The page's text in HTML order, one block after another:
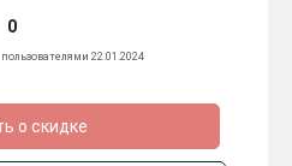
0
22.01.2024
о скидке